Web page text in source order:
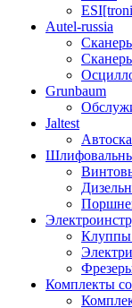
Autel-russia
Grunbaum
Jaltest
Клуппы
Комплекты